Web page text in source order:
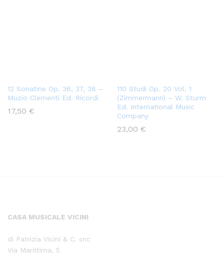
12 Sonatine Op. 36, 37, 38 –
Muzio Clementi Ed. Ricordi
17,50 €
110 Studi Op. 20 Vol. 1
(Zimmermann) – W. Sturm
Ed. International Music
Company
23,00 €
CASA MUSICALE VICINI
di Patrizia Vicini & C. snc
Via Marittima, 5